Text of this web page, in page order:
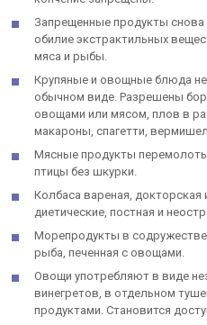
Запрещенные продукты
обилие экстрактильных
мяса и рыбы.
Крупяные и овощные блюда
обычном виде. Разрешены
овощами или мясом, плов в
макароны, спагетти,
Мясные продукты
птицы без шкурки.
Колбаса вареная, докторская
диетические, постная и
Морепродукты в
рыба, печенная с овощами.
Овощи употребляют в виде
винегретов, в отдельном
продуктами. Становится